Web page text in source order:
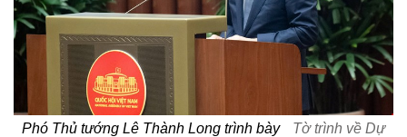
Phó Thủ tướng Lê Thành Long trình bày
Tờ trình về Dự